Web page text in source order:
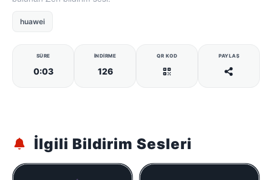
huawei
SÜRE
0:03
İNDIRME
126
QR KOD PAYLAŞ
İlgili Bildirim Sesleri